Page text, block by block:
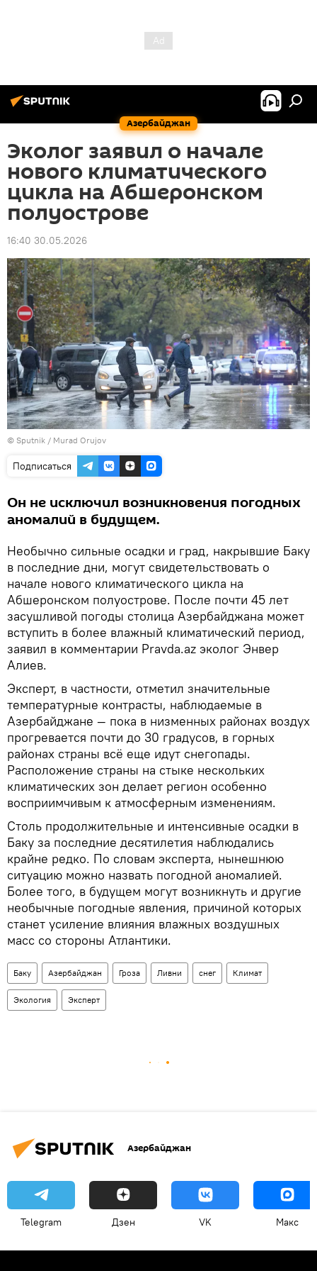
Азербайджан
Эколог заявил о начале
нового климатического
цикла на Абшеронском
полуострове
16:40 30.05.2026
© Sputnik / Murad Orujov
Подписаться
Он не исключил возникновения погодных
аномалий в будущем.
Необычно сильные осадки и град, накрывшие Баку
в последние дни, могут свидетельствовать о
начале нового климатического цикла на
Абшеронском полуострове. После почти 45 лет
засушливой погоды столица Азербайджана может
вступить в более влажный климатический период,
заявил в комментарии Pravda.az эколог Энвер
Алиев.
Эксперт, в частности, отметил значительные
температурные контрасты, наблюдаемые в
Азербайджане — пока в низменных районах воздух
прогревается почти до 30 градусов, в горных
районах страны всё еще идут снегопады.
Расположение страны на стыке нескольких
климатических зон делает регион особенно
восприимчивым к атмосферным изменениям.
Столь продолжительные и интенсивные осадки в
Баку за последние десятилетия наблюдались
крайне редко. По словам эксперта, нынешнюю
ситуацию можно назвать погодной аномалией.
Более того, в будущем могут возникнуть и другие
необычные погодные явления, причиной которых
станет усиление влияния влажных воздушных
масс со стороны Атлантики.
Баку Азербайджан Гроза Ливни снег Климат
Экология Эксперт
Азербайджан
Telegram Дзен VK Макс